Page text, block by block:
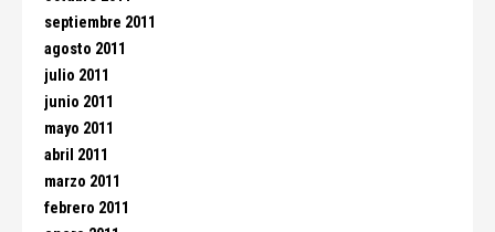
septiembre 2011
agosto 2011
julio 2011
junio 2011
mayo 2011
abril 2011
marzo 2011
febrero 2011